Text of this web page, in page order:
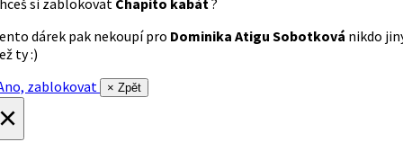
dárek pak nekoupí pro Dominika Atigu Sobotková nikdo
ty :)
zablokovat
× Zpět